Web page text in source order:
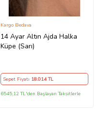
14 Ayar Altın Ajda Halka
Küpe (Sarı)
Kargo Bedava
Sepet Fiyatı 18.014TL
6545,12 TL'den Başlayan Taksitlerle